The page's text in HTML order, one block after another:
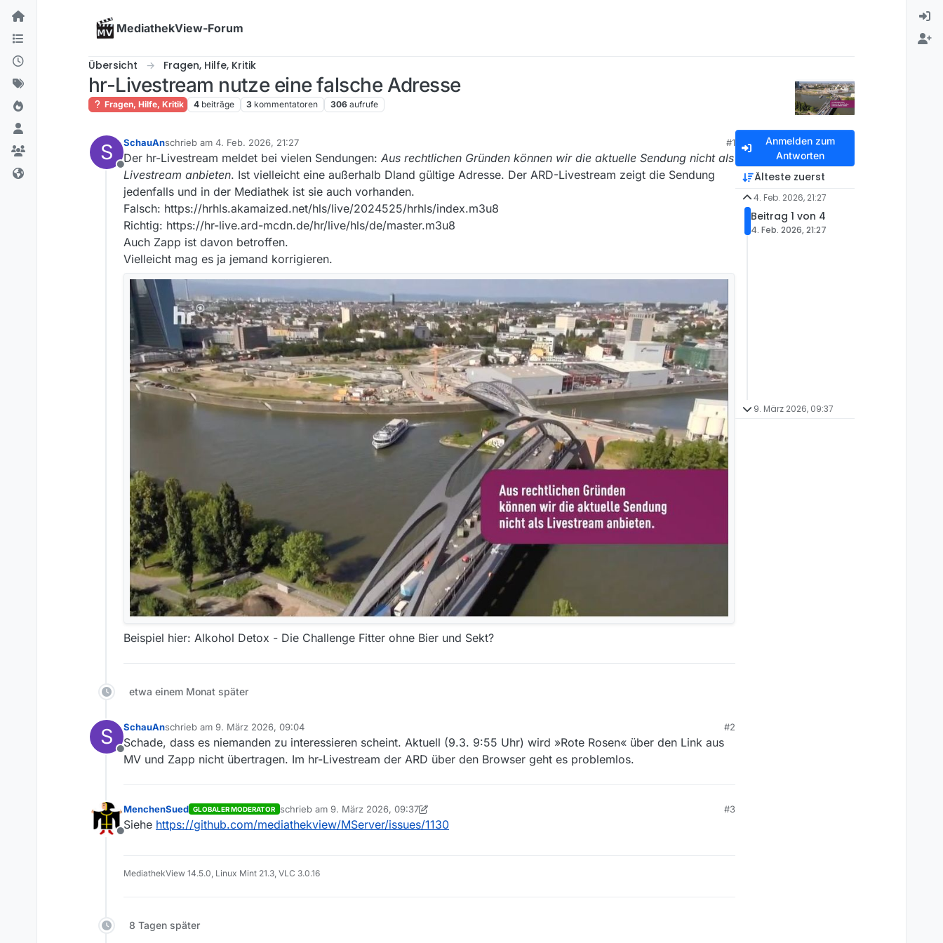
Skip to content
MediathekView-Forum
Übersicht Fragen, Hilfe, Kritik
hr-Livestream nutze eine falsche Adresse
Fragen, Hilfe, Kritik 4 beiträge 3 kommentatoren 306 aufrufe
S
Offline
SchauAnschrieb am 4. Feb. 2026, 21:27
zuletzt editiert von
#1
Der hr-Livestream meldet bei vielen Sendungen: Aus rechtlichen Gründen können wir die aktuelle Sendung nicht als
Livestream anbieten. Ist vielleicht eine außerhalb Dland gültige Adresse. Der ARD-Livestream zeigt die Sendung
jedenfalls und in der Mediathek ist sie auch vorhanden.
Falsch: https://hrhls.akamaized.net/hls/live/2024525/hrhls/index.m3u8
Richtig: https://hr-live.ard-mcdn.de/hr/live/hls/de/master.m3u8
Auch Zapp ist davon betroffen.
Vielleicht mag es ja jemand korrigieren.
Beispiel hier: Alkohol Detox - Die Challenge Fitter ohne Bier und Sekt?
etwa einem Monat später
S
Offline
SchauAnschrieb am 9. März 2026, 09:04
zuletzt editiert von
#2
Schade, dass es niemanden zu interessieren scheint. Aktuell (9.3. 9:55 Uhr) wird »Rote Rosen« über den Link aus
MV und Zapp nicht übertragen. Im hr-Livestream der ARD über den Browser geht es problemlos.
Offline
MenchenSued GLOBALER MODERATOR schrieb am 9. März 2026, 09:37
zuletzt editiert von MenchenSued
#3
Siehe https://github.com/mediathekview/MServer/issues/1130
MediathekView 14.5.0, Linux Mint 21.3, VLC 3.0.16
8 Tagen später
Anmelden zum
Antworten
Älteste zuerst
4. Feb. 2026, 21:27
Beitrag 1 von 4
4. Feb. 2026, 21:27
9. März 2026, 09:37